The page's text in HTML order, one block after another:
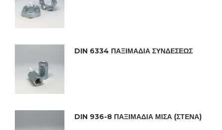
DIN 6334 ΠΑΞΙΜΑΔΙΑ ΣΥΝΔΕΣΕΩΣ
DIN 936-8 ΠΑΞΙΜΑΔΙΑ ΜΙΣΑ (ΣΤΕΝΑ)